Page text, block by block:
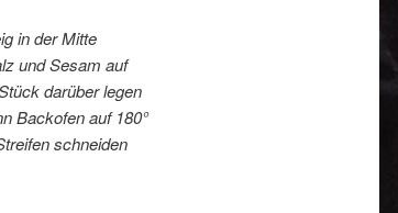
in der Mitte
und Sesam auf
darüber legen
Backofen auf 180°
schneiden